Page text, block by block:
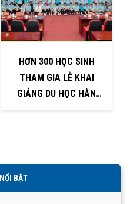
HƠN 300 HỌC SINH
THAM GIA LỄ KHAI
GIẢNG DU HỌC HÀN
BẬT